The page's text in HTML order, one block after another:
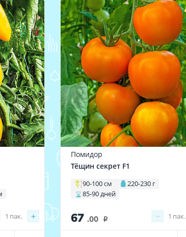
+
1 пак.
Помидор
Тёщин секрет F1
90-100 см
220-230 г
85-90 дней
67 .00 i − 1 пак.